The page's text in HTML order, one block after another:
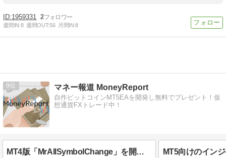
1959331 2
週間IN:8 週間OUT:56 月間IN:8
9 マネー報道 MoneyReport
自作ビットコインMT5EAを開発し無料でプレゼント！仮
想通貨FXトレード中！
MT4版「MrAllSymbolChange」を開発しました！GogoJungleにて販売！